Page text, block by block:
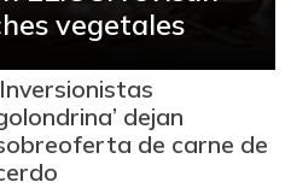
vegetales
dejan
de carne de